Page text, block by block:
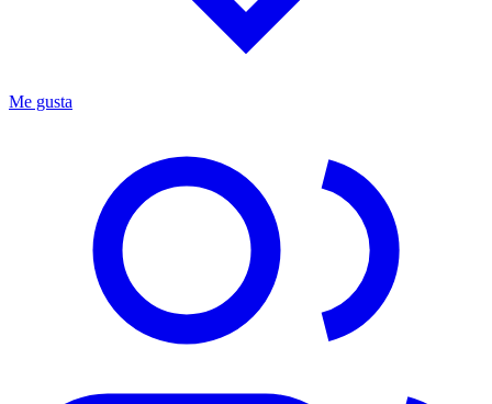
Me gusta